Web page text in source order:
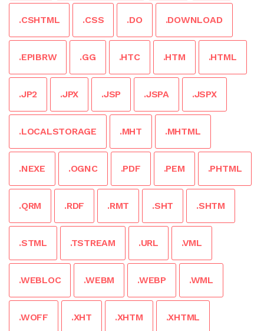
.CSHTML .CSS .DO .DOWNLOAD
.EPIBRW .GG .HTC .HTM .HTML
.JP2 .JPX .JSP .JSPA .JSPX
.LOCALSTORAGE .MHT .MHTML
.NEXE .OGNC .PDF .PEM .PHTML
.QRM .RDF .RMT .SHT .SHTM
.STML .TSTREAM .URL .VML
.WEBLOC .WEBM .WEBP .WML
.WOFF .XHT .XHTM .XHTML